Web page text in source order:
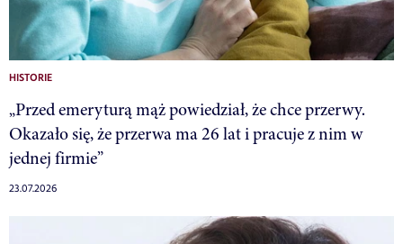
HISTORIE
„Przed emeryturą mąż powiedział, że chce przerwy.
Okazało się, że przerwa ma 26 lat i pracuje z nim w
jednej firmie”
23.07.2026